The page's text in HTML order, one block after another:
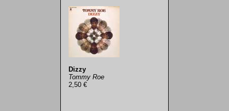
Dizzy
Tommy Roe
2,50 €